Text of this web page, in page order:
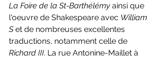
La Foire de la St-Barthélémy ainsi que
l'oeuvre de Shakespeare avec William
S et de nombreuses excellentes
traductions, notamment celle de
Richard III. La rue Antonine-Maillet à